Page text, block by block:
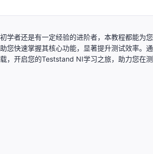
学者还是有一定经验的进阶者，本教程都能为您
您快速掌握其核心功能，显著提升测试效率。通
，开启您的Teststand NI学习之旅，助力您在测